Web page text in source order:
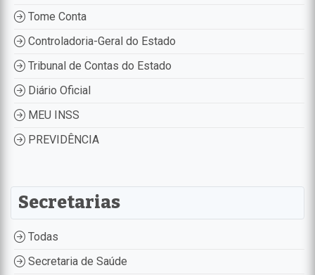
Tome Conta
Controladoria-Geral do Estado
Tribunal de Contas do Estado
Diário Oficial
MEU INSS
PREVIDÊNCIA
Secretarias
Todas
Secretaria de Saúde